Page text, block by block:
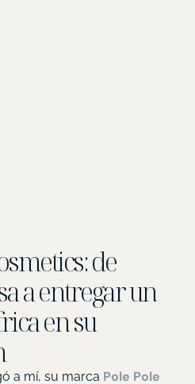
de
a entregar un
en su
a mí, su marca Pole Pole